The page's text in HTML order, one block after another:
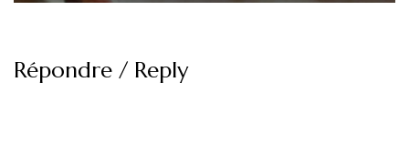
Répondre / Reply